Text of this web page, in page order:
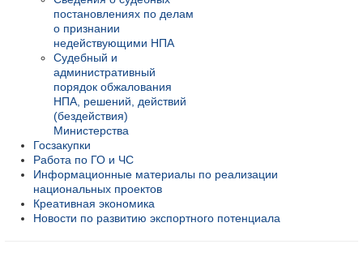
постановлениях по делам
о признании
недействующими НПА
Судебный и
административный
порядок обжалования
НПА, решений, действий
(бездействия)
Министерства
Госзакупки
Работа по ГО и ЧС
Информационные материалы по реализации
национальных проектов
Креативная экономика
Новости по развитию экспортного потенциала